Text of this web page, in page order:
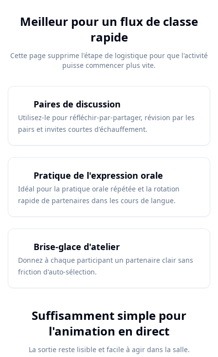
Meilleur pour un flux de classe
rapide
Cette page supprime l'étape de logistique pour que l'activité
puisse commencer plus vite.
Paires de discussion
Utilisez-le pour réfléchir-par-partager, révision par les
pairs et invites courtes d'échauffement.
Pratique de l'expression orale
Idéal pour la pratique orale répétée et la rotation
rapide de partenaires dans les cours de langue.
Brise-glace d'atelier
Donnez à chaque participant un partenaire clair sans
friction d'auto-sélection.
Suffisamment simple pour
l'animation en direct
La sortie reste lisible et facile à agir dans la salle.